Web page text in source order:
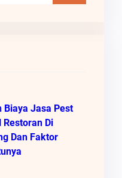
Biaya Jasa Pest
Restoran Di
Dan Faktor